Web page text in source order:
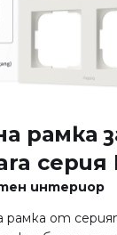
рамка
серия
интериор
от